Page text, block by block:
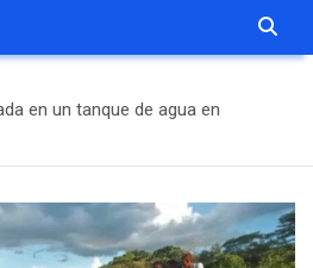
en un tanque de agua en